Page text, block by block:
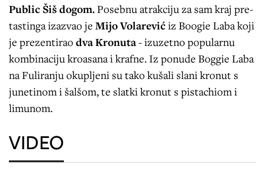
Public Šiš dogom.Posebnu atrakciju za sam kraj pre-
tastinga izazvao je Mijo Volarevićiz Boogie Laba koji
je prezentiraodva Kronuta- izuzetno popularnu
kombinaciju kroasana i krafne. Iz ponude Boggie Laba
na Fuliranju okupljeni su tako kušali slani kronut s
junetinom i šalšom, te slatki kronut s pistachiom i
limunom.
VIDEO